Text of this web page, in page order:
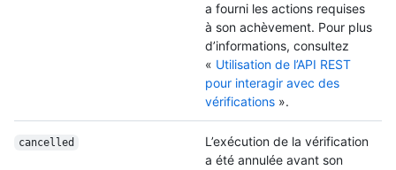
a fourni les actions requises
à son achèvement. Pour plus
d’informations, consultez
« Utilisation de l’API REST
pour interagir avec des
vérifications ».
cancelled
L’exécution de la vérification
a été annulée avant son